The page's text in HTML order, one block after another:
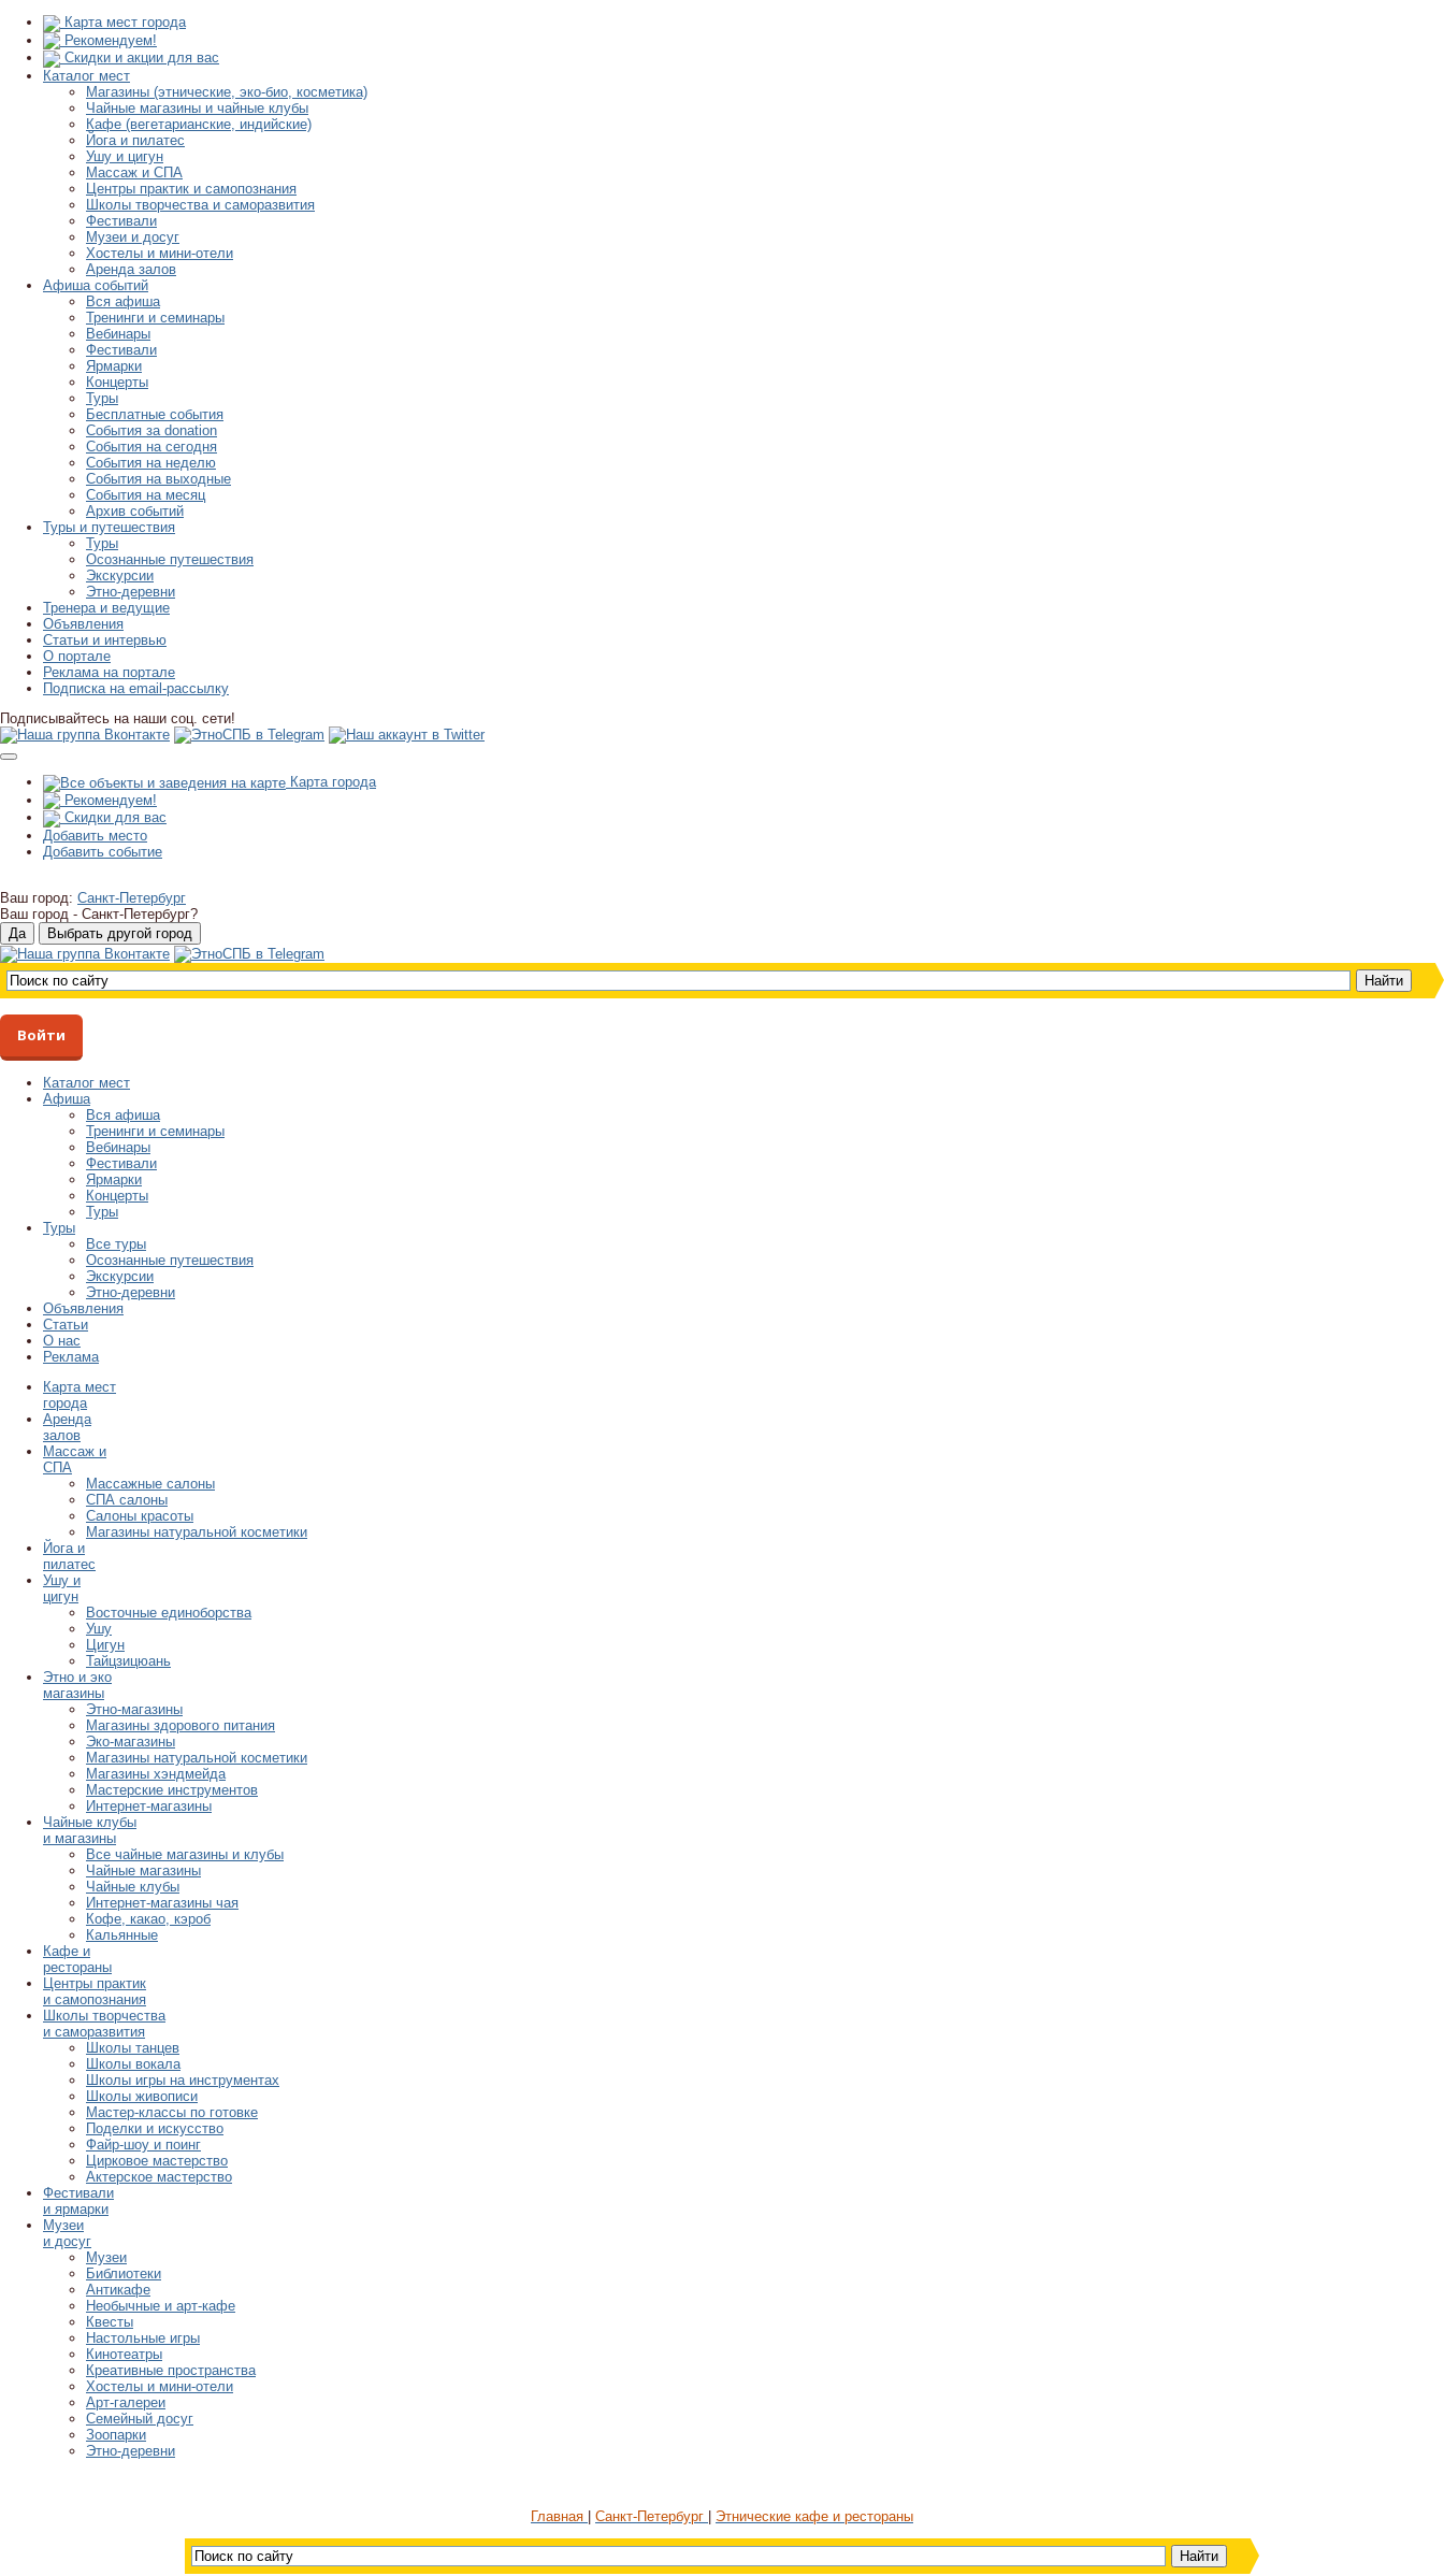
Карта мест города
Рекомендуем!
Скидки и акции для вас
Каталог мест
Магазины (этнические, эко-био, косметика)
Чайные магазины и чайные клубы
Кафе (вегетарианские, индийские)
Йога и пилатес
Ушу и цигун
Массаж и СПА
Центры практик и самопознания
Школы творчества и саморазвития
Фестивали
Музеи и досуг
Хостелы и мини-отели
Аренда залов
Афиша событий
Вся афиша
Тренинги и семинары
Вебинары
Фестивали
Ярмарки
Концерты
Туры
Бесплатные события
События за donation
События на сегодня
События на неделю
События на выходные
События на месяц
Архив событий
Туры и путешествия
Туры
Осознанные путешествия
Экскурсии
Этно-деревни
Тренера и ведущие
Объявления
Статьи и интервью
О портале
Реклама на портале
Подписка на email-рассылку
Подписывайтесь на наши соц. сети!
Карта города
Рекомендуем!
Скидки для вас
Добавить место
Добавить событие
Ваш город: Санкт-Петербург
Ваш город - Санкт-Петербург?
Войти
Каталог мест
Афиша
Вся афиша
Тренинги и семинары
Вебинары
Фестивали
Ярмарки
Концерты
Туры
Туры
Все туры
Осознанные путешествия
Экскурсии
Этно-деревни
Объявления
Статьи
О нас
Реклама
Карта мест
города
Аренда
залов
Массаж и
СПА
Массажные салоны
СПА салоны
Салоны красоты
Магазины натуральной косметики
Йога и
пилатес
Ушу и
цигун
Восточные единоборства
Ушу
Цигун
Тайцзицюань
Этно и эко
магазины
Этно-магазины
Магазины здорового питания
Эко-магазины
Магазины натуральной косметики
Магазины хэндмейда
Мастерские инструментов
Интернет-магазины
Чайные клубы
и магазины
Все чайные магазины и клубы
Чайные магазины
Чайные клубы
Интернет-магазины чая
Кофе, какао, кэроб
Кальянные
Кафе и
рестораны
Центры практик
и самопознания
Школы творчества
и саморазвития
Школы танцев
Школы вокала
Школы игры на инструментах
Школы живописи
Мастер-классы по готовке
Поделки и искусство
Файр-шоу и поинг
Цирковое мастерство
Актерское мастерство
Фестивали
и ярмарки
Музеи
и досуг
Музеи
Библиотеки
Антикафе
Необычные и арт-кафе
Квесты
Настольные игры
Кинотеатры
Креативные пространства
Хостелы и мини-отели
Арт-галереи
Семейный досуг
Зоопарки
Этно-деревни
Главная Санкт-Петербург Этнические кафе и рестораны